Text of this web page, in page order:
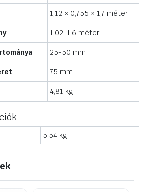
1,12 × 0,755 × 1,7 méter
1,02-1,6 méter
25-50 mm
75 mm
4,81 kg
5.54 kg